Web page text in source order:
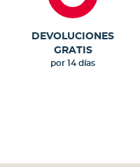
DEVOLUCIONES
GRATIS
por 14 días